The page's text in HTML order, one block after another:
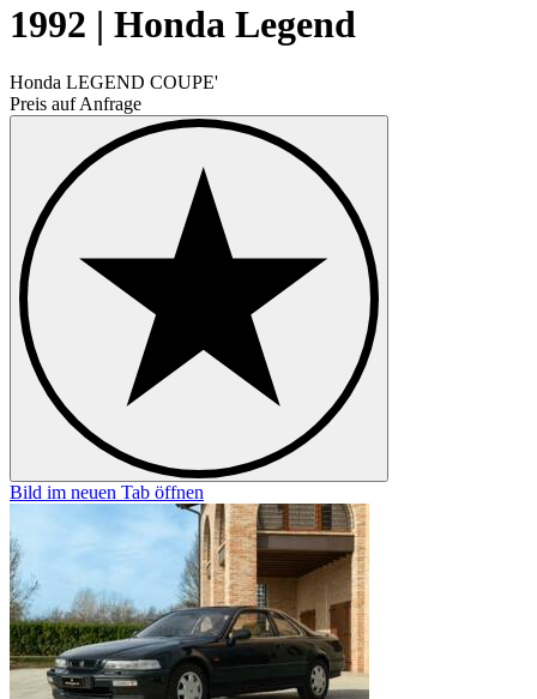
1992 | Honda Legend
Honda LEGEND COUPE'
Preis auf Anfrage
Bild im neuen Tab öffnen